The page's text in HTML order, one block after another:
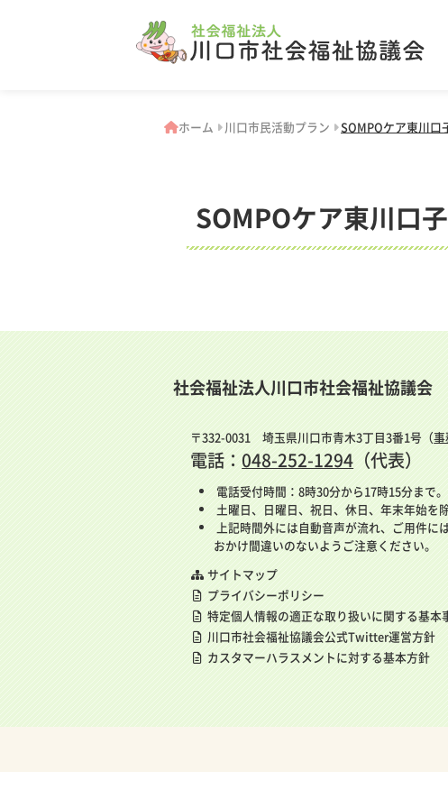
ホーム 川口市民活動プラン SOMPOケア東川口
SOMPOケア東川口
社会福祉法人川口市社会福祉協議会
〒332-0031 埼玉県川口市青木3丁目3番1号（
電話：048-252-1294 （代表）
電話受付時間：8時30分から17時15分まで。
土曜日、日曜日、祝日、休日、年末年始を除
上記時間外には自動音声が流れ、ご用件に
おかけ間違いのないようご注意ください。
サイトマップ
プライバシーポリシー
特定個人情報の適正な取り扱いに関する基本
川口市社会福祉協議会公式Twitter運営方針
カスタマーハラスメントに対する基本方針